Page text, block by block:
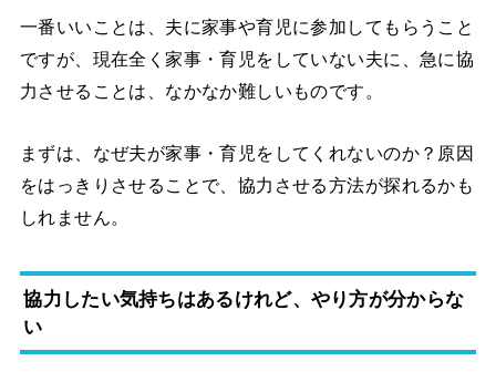
一番いいことは、夫に家事や育児に参加してもらうこと
ですが、現在全く家事・育児をしていない夫に、急に協
力させることは、なかなか難しいものです。
まずは、なぜ夫が家事・育児をしてくれないのか？原因
をはっきりさせることで、協力させる方法が探れるかも
しれません。
協力したい気持ちはあるけれど、やり方が分からな
い